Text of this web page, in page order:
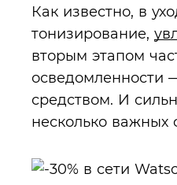
Как известно, в
тонизирование,
вторым этапом
осведомленности
средством. И
несколько